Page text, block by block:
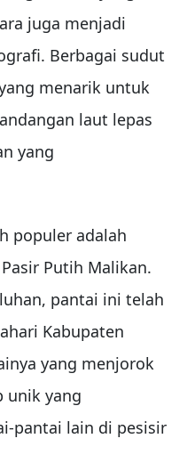
juga menjadi
Berbagai sudut
menarik untuk
laut lepas
yang
populer adalah
Putih Malikan.
pantai ini telah
Kabupaten
yang menjorok
unik yang
pantai lain di pesisir